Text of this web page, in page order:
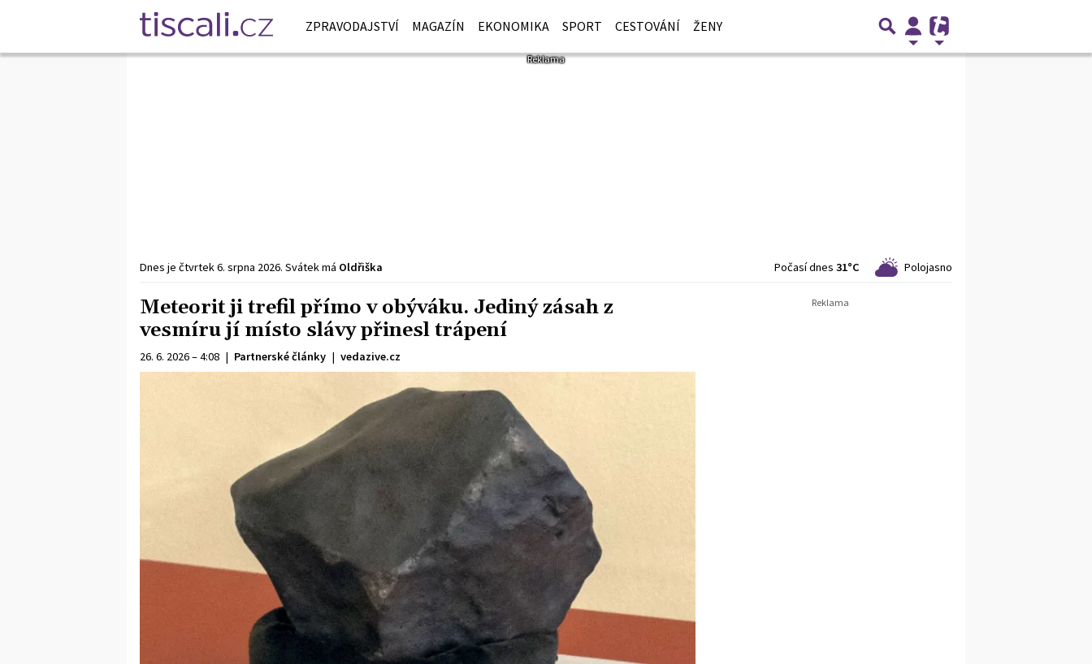
ZPRAVODAJSTVÍ MAGAZÍN EKONOMIKA SPORT CESTOVÁNÍ ŽENY
Dnes je čtvrtek6. srpna 2026. Svátek má Oldřiška Počasí dnes 31°C Polojasno
Meteorit ji trefil přímo v obýváku. Jediný zásah z
vesmíru jí místo slávy přinesl trápení
26. 6. 2026 – 4:08 | Partnerské články | vedazive.cz